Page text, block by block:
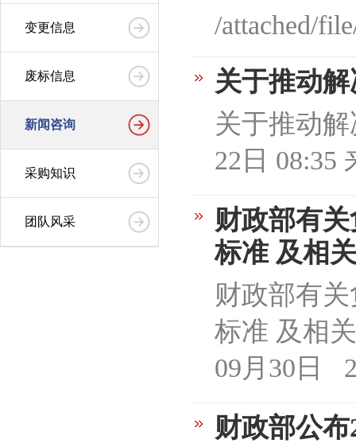
变更信息
废标信息
新闻咨询
采购知识
团队风采
/attached/
关于推动
关于推动
22日
财政部有
标准 及相
财政部有
标准 及相
09月30日
财政部公